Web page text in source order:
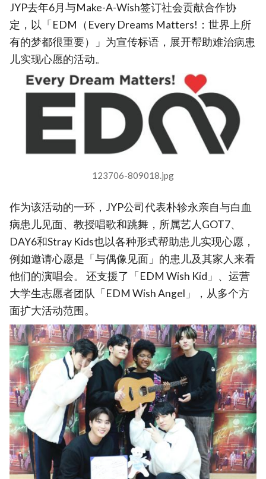
JYP去年6月与Make-A-Wish签订社会贡献合作协
定，以「EDM（Every Dreams Matters!：世界上所
有的梦都很重要）」为宣传标语，展开帮助难治病患
儿实现心愿的活动。
123706-809018.jpg
作为该活动的一环，JYP公司代表朴轸永亲自与白血
病患儿见面、教授唱歌和跳舞，所属艺人GOT7、
DAY6和Stray Kids也以各种形式帮助患儿实现心愿，
例如邀请心愿是「与偶像见面」的患儿及其家人来看
他们的演唱会。 还支援了「EDM Wish Kid」、运营
大学生志愿者团队「EDM Wish Angel」，从多个方
面扩大活动范围。